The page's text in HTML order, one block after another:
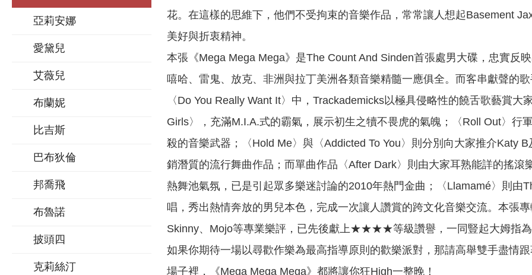
亞莉安娜
愛黛兒
艾薇兒
布蘭妮
比吉斯
巴布狄倫
邦喬飛
布魯諾
披頭四
克莉絲汀
花。在這樣的思維下，他們不受拘束的音樂作品，常常讓人想起Basement
美好與折衷精神。
本張《Mega Mega Mega》是The Count And Sinden首張處男大碟，忠實反
嘻哈、雷鬼、放克、非洲與拉丁美洲各類音樂精髓一應俱全。而客串獻聲的
〈Do You Really Want It〉中，Trackademicks以極具侵略性的饒舌歌藝賞
Girls〉，充滿M.I.A.式的霸氣，展示初生之犢不畏虎的氣魄；〈Roll Out〉行
殺的音樂武器；〈Hold Me〉與〈Addicted To You〉則分別向大家推介Katy
銷潛質的流行舞曲作品；而單曲作品〈After Dark〉則由大家耳熟能詳的搖
熱舞池氣氛，已是引起眾多樂迷討論的2010年熱門金曲；〈Llamamé〉則由
唱，秀出熱情奔放的男兒本色，完成一次讓人讚賞的跨文化音樂交流。本張
Skinny、Mojo等專業樂評，已先後獻上★★★★等級讚譽，一同豎起大姆指為
如果你期待一場以尋歡作樂為最高指導原則的歡樂派對，那請高舉雙手盡情
場子裡，《Mega Mega Mega》都將讓你狂High一整晚！